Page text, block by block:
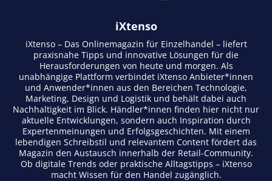
iXtenso
iXtenso – Das Onlinemagazin für Einzelhandel – liefert
praxisnahe Tipps und innovative Lösungen für die
Herausforderungen von heute und morgen. Als
unabhängige Plattform verbindet iXtenso Anbieter*innen
und Anwender*innen aus den Bereichen Technologie,
Marketing, Design und Logistik und behält dabei auch
Nachhaltigkeit im Blick. Händler*innen finden hier nicht nur
aktuelle Entwicklungen, sondern auch Inspiration durch
Expertenmeinungen und Erfolgsgeschichten. Mit einem
lebendigen Schreibstil und relevantem Content fördert das
Magazin den Austausch innerhalb der Retail-Community.
Ob digitale Trends oder praktische Alltagstipps – iXtenso
macht Wissen für den Handel zugänglich.